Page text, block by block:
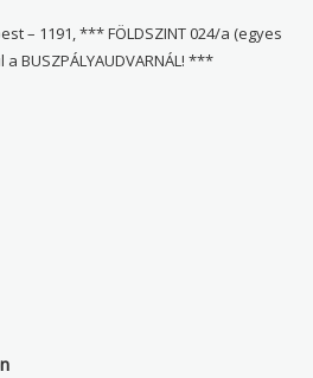
– 1191, *** FÖLDSZINT 024/a (egyes
BUSZPÁLYAUDVARNÁL! ***